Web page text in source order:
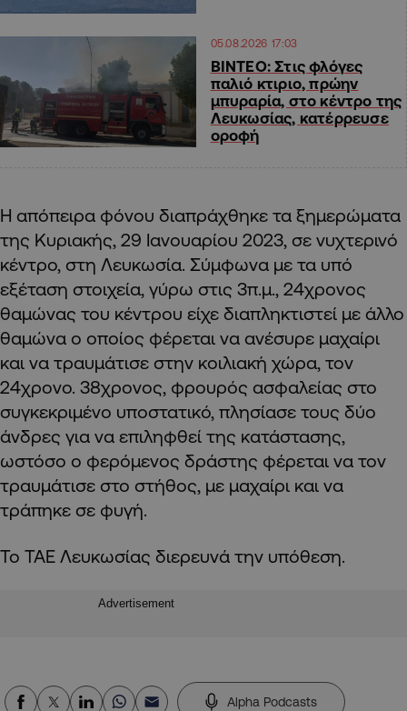
05.08.2026 17:03
ΒΙΝΤΕΟ: Στις φλόγες
παλιό κτιριο, πρώην
μπυραρία, στο κέντρο της
Λευκωσίας, κατέρρευσε
οροφή
Η απόπειρα φόνου διαπράχθηκε τα ξημερώματα
της Κυριακής, 29 Ιανουαρίου 2023, σε νυχτερινό
κέντρο, στη Λευκωσία. Σύμφωνα με τα υπό
εξέταση στοιχεία, γύρω στις 3π.μ., 24χρονος
θαμώνας του κέντρου είχε διαπληκτιστεί με άλλο
θαμώνα ο οποίος φέρεται να ανέσυρε μαχαίρι
και να τραυμάτισε στην κοιλιακή χώρα, τον
24χρονο. 38χρονος, φρουρός ασφαλείας στο
συγκεκριμένο υποστατικό, πλησίασε τους δύο
άνδρες για να επιληφθεί της κατάστασης,
ωστόσο ο φερόμενος δράστης φέρεται να τον
τραυμάτισε στο στήθος, με μαχαίρι και να
τράπηκε σε φυγή.
Το ΤΑΕ Λευκωσίας διερευνά την υπόθεση.
Advertisement
Alpha Podcasts